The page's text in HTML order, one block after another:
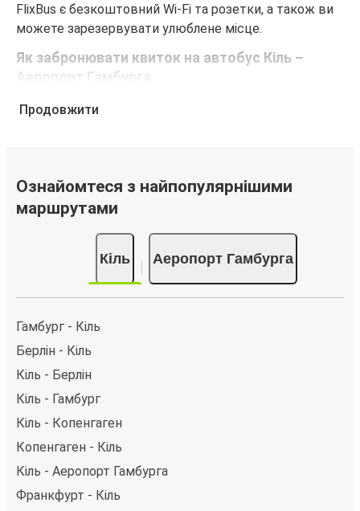
FlixBus є безкоштовний Wi-Fi та розетки, а також ви
можете зарезервувати улюблене місце.
Як забронювати квиток на автобус Кіль –
Аеропорт Гамбурга
Забронювати квиток FlixBus — це неймовірно просто.
Аеропорт Гамбурга, ви можете вибрати один із
численних способів оплати, як-от кредитна картка,
PayPal, Google Pay або Apple Pay. Також ви можете
купити квиток за готівку у водія або в касі.
Продовжити
Ознайомтеся з найпопулярнішими
маршрутами
Кіль Аеропорт Гамбурга
Гамбург - Кіль
Берлін - Кіль
Кіль - Берлін
Кіль - Гамбург
Кіль - Копенгаген
Копенгаген - Кіль
Кіль - Аеропорт Гамбурга
Франкфурт - Кіль